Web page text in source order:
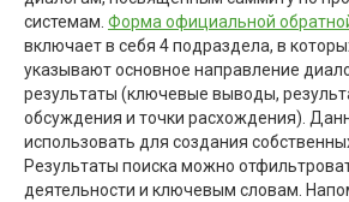
системам. Форма официальной
включает в себя 4 подраздела, в
указывают основное направление
результаты (ключевые выводы,
обсуждения и точки расхождения).
использовать для создания
Результаты поиска можно
деятельности и ключевым словам.